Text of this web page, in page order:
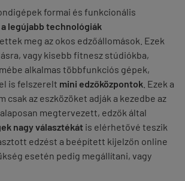
formai és funkcionális
a legújabb technológiák
meg az okos edzőállomások. Ezek
vagy kisebb fitnesz stúdiókba,
alkalmas többfunkciós gépek,
is felszerelt mini edzőközpontok Ezek a
csak az eszközöket adják a kezedbe az
megtervezett, edzők által
nagy választékát is elérhetővé teszik
edzést a beépített kijelzőn online
esetén pedig megállítani, vagy